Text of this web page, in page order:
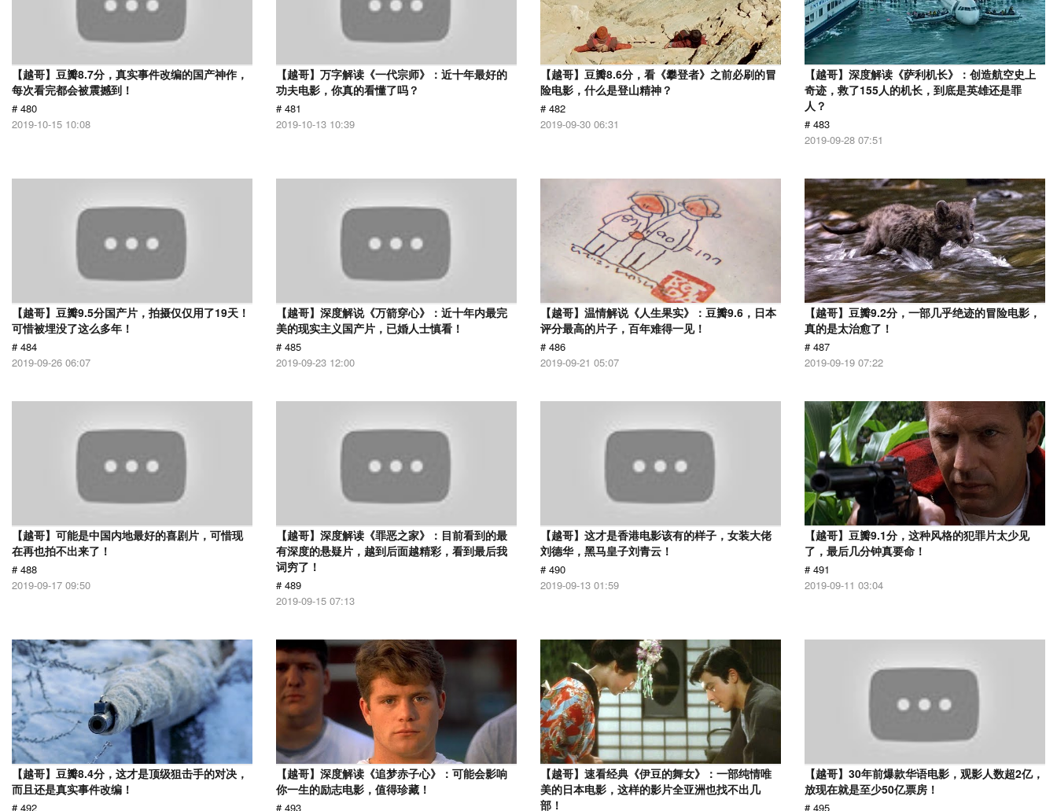
【越哥】豆瓣8.7分，真实事件改编的国产神作，
每次看完都会被震撼到！
# 480
2019-10-15 10:08
【越哥】万字解读《一代宗师》：近十年最好的
功夫电影，你真的看懂了吗？
# 481
2019-10-13 10:39
【越哥】豆瓣8.6分，看《攀登者》之前必刷的冒
险电影，什么是登山精神？
# 482
2019-09-30 06:31
【越哥】深度解读《萨利机长》：创造航空史上
奇迹，救了155人的机长，到底是英雄还是罪
人？
# 483
2019-09-28 07:51
【越哥】豆瓣9.5分国产片，拍摄仅仅用了19天！
可惜被埋没了这么多年！
# 484
2019-09-26 06:07
【越哥】深度解说《万箭穿心》：近十年内最完
美的现实主义国产片，已婚人士慎看！
# 485
2019-09-23 12:00
【越哥】温情解说《人生果实》：豆瓣9.6，日本
评分最高的片子，百年难得一见！
# 486
2019-09-21 05:07
【越哥】豆瓣9.2分，一部几乎绝迹的冒险电影，
真的是太治愈了！
# 487
2019-09-19 07:22
【越哥】可能是中国内地最好的喜剧片，可惜现
在再也拍不出来了！
# 488
2019-09-17 09:50
【越哥】深度解读《罪恶之家》：目前看到的最
有深度的悬疑片，越到后面越精彩，看到最后我
词穷了！
# 489
2019-09-15 07:13
【越哥】这才是香港电影该有的样子，女装大佬
刘德华，黑马皇子刘青云！
# 490
2019-09-13 01:59
【越哥】豆瓣9.1分，这种风格的犯罪片太少见
了，最后几分钟真要命！
# 491
2019-09-11 03:04
【越哥】豆瓣8.4分，这才是顶级狙击手的对决，
而且还是真实事件改编！
# 492
【越哥】深度解读《追梦赤子心》：可能会影响
你一生的励志电影，值得珍藏！
# 493
【越哥】速看经典《伊豆的舞女》：一部纯情唯
美的日本电影，这样的影片全亚洲也找不出几
部！
【越哥】30年前爆款华语电影，观影人数超2亿，
放现在就是至少50亿票房！
# 495